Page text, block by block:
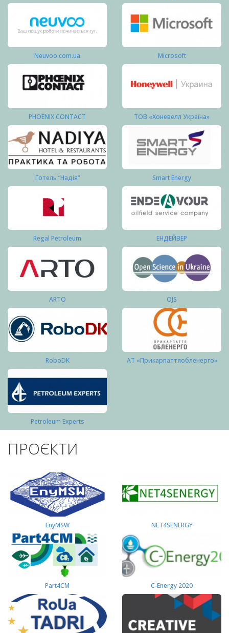
Neuvoo.com.ua Microsoft
PHOENIX CONTACT ТОВ «Хоневелл Україна»
Готель “Надія” Smart Energy
Regal Petroleum ЕНДЕЙВЕР
ARTO OJS
RoboDK АТ «Прикарпаттяобленерго»
Petroleum Experts
ПРОЄКТИ
EnyMSW NET4SENERGY
Part4СМ C-Energy 2020